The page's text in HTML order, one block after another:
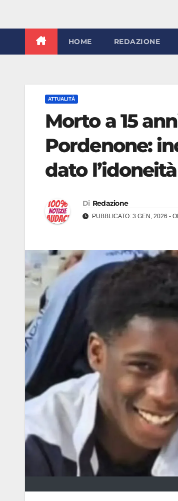
HOME REDAZIONE
ATTUALITÀ
Morto a 15
Pordenone:
dato
Di Redazione
PUBBLICATO: 3 GEN, 2026 -